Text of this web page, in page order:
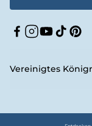
Facebook
Instagram
YouTube
TikTok